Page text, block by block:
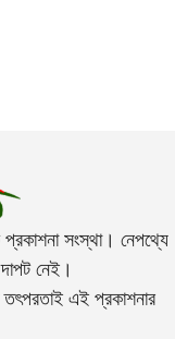
সংস্থা। নেপথ্যে
নেই।
এই প্রকাশনার